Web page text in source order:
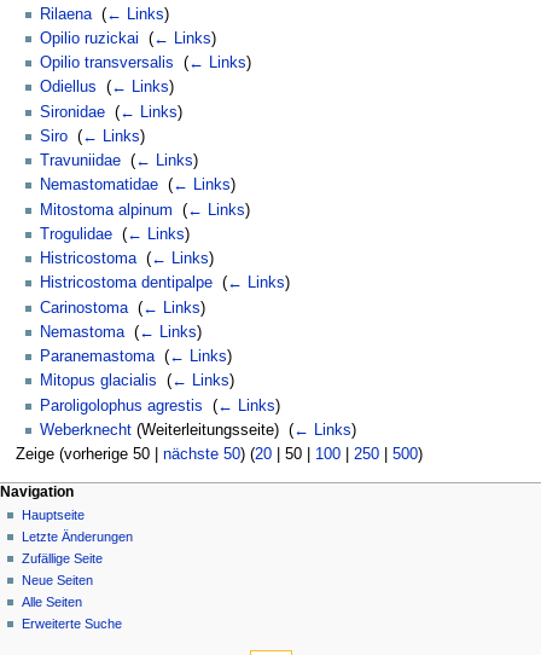
Rilaena (← Links)
Opilio ruzickai
(← Links)
Opilio transversalis
(← Links)
Odiellus
(← Links)
Sironidae (← Links)
Siro (← Links)
Travuniidae (← Links)
Nemastomatidae (← Links)
Mitostoma alpinum
(← Links)
Trogulidae (← Links)
Histricostoma‎ (← Links)
Histricostoma dentipalpe (← Links)
Carinostoma (← Links)
Nemastoma‎ (← Links)
Paranemastoma‎ (← Links)
Mitopus glacialis
(← Links)
Paroligolophus agrestis
(← Links)
Weberknecht (Weiterleitungsseite) ‎ (← Links)
Zeige (vorherige 50| nächste 50) (20| 50| 100| 250| 500)
Navigation
Hauptseite
Letzte Änderungen
Zufällige Seite
Neue Seiten
Alle Seiten
Erweiterte Suche